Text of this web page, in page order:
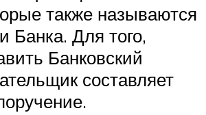
также называются
Банка. Для того,
Банковский
составляет